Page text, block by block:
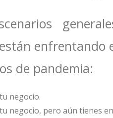
enfrentando
de pandemia:
negocio.
negocio, pero aún tienes